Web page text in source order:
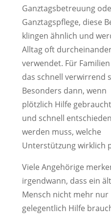
Ganztagsbetreuung
Ganztagspflege, diese
klingen ähnlich und
Alltag oft
verwendet. Für
das schnell verwirrend
Besonders dann, wenn
plötzlich Hilfe
und schnell entschieden
werden muss, welche
Unterstützung wirklich
Viele Angehörige
irgendwann, dass ein
Mensch nicht mehr nur
gelegentlich Hilfe